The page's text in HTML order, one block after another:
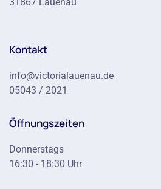
Kontakt
info@victorialauenau.de
05043 / 2021
Öffnungszeiten
Donnerstags
16:30 - 18:30 Uhr